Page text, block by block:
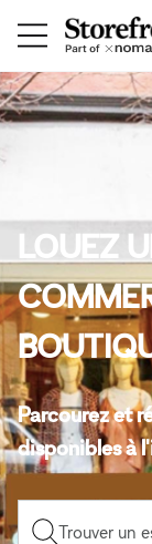
LOUEZ
Parcourez et
disponibles à
Trouver un